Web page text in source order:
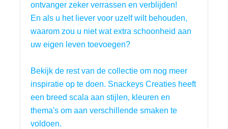
ontvanger zeker verrassen en verblijden!
En als u het liever voor uzelf wilt behouden,
waarom zou u niet wat extra schoonheid aan
uw eigen leven toevoegen?
Bekijk de rest van de collectie om nog meer
inspiratie op te doen. Snackeys Creaties heeft
een breed scala aan stijlen, kleuren en
thema's om aan verschillende smaken te
voldoen.